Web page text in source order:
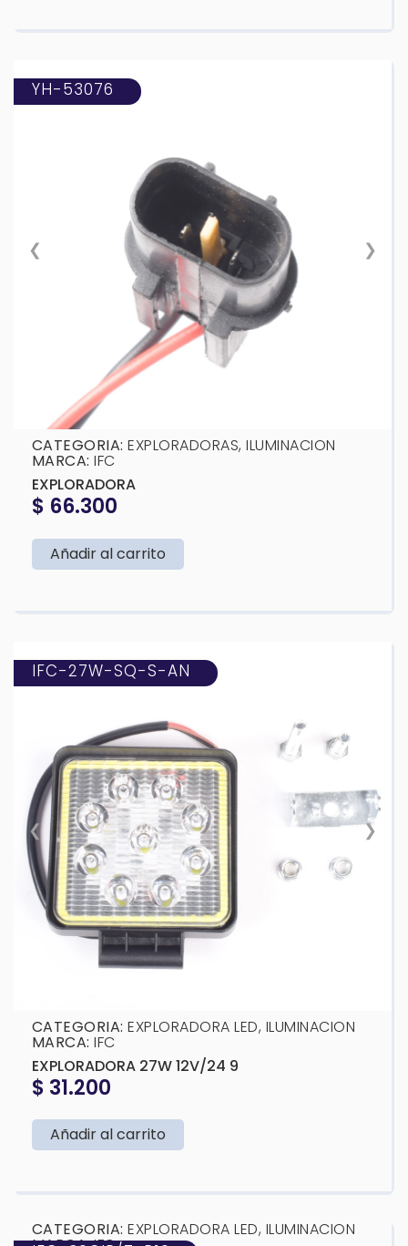
❮ ❯
YH-53076
CATEGORIA:EXPLORADORAS,ILUMINACION
MARCA:IFC
EXPLORADORA
$ 66.300
Añadir al carrito
❮ ❯
IFC-27W-SQ-S-AN
CATEGORIA:EXPLORADORA LED, ILUMINACION
MARCA:IFC
EXPLORADORA 27W 12V/24 9
$31.200
Añadir al carrito
❮
CATEGORIA:EXPLORADORA LED, ILUMINACION